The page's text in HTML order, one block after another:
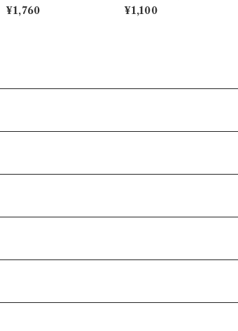
皿】【すくいやすいうつ
わ】21cm ディーププレ
¥1,760
【Daily Sketch】PM2
83-840
¥1,100